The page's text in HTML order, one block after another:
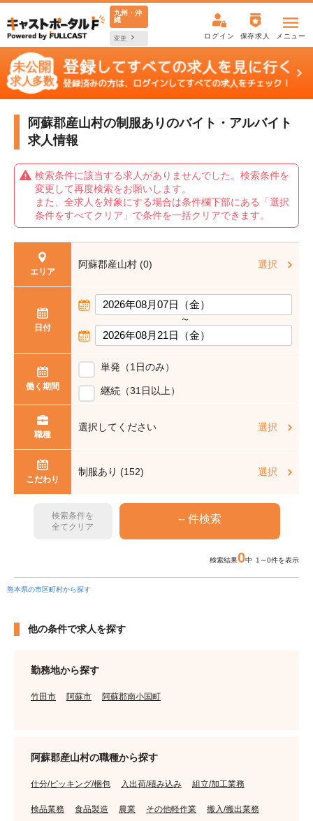
九州・沖
縄
変更 ログイン 保存求人 メニュー
阿蘇郡産山村の制服ありのバイト・アルバイト
求人情報
検索条件に該当する求人がありませんでした。検索条件を
変更して再度検索をお願いします。
また、全求人を対象にする場合は条件欄下部にある「選択
条件をすべてクリア」で条件を一括クリアできます。
エリア
阿蘇郡産山村 (0) 選択
日付
〜
働く期間
単発（1日のみ）
継続（31日以上）
職種
選択してください 選択
こだわり
制服あり (152) 選択
検索条件を
全てクリア
検索結果0中 1～0件を表示
熊本県の市区町村から探す
他の条件で求人を探す
勤務地から探す
竹田市 阿蘇市 阿蘇郡南小国町
阿蘇郡産山村の職種から探す
仕分/ピッキング/梱包 入出荷/積み込み 組立/加工業務
検品業務 食品製造 農業 その他軽作業 搬入/搬出業務